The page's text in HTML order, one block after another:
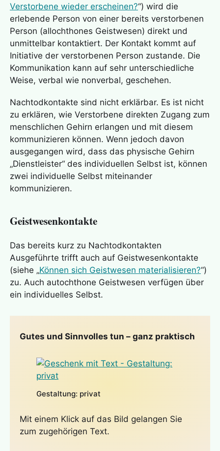
Verstorbene wieder erscheinen?“) wird die
erlebende Person von einer bereits verstorbenen
Person (allochthones Geistwesen) direkt und
unmittelbar kontaktiert. Der Kontakt kommt auf
Initiative der verstorbenen Person zustande. Die
Kommunikation kann auf sehr unterschiedliche
Weise, verbal wie nonverbal, geschehen.
Nachtodkontakte sind nicht erklärbar. Es ist nicht
zu erklären, wie Verstorbene direkten Zugang zum
menschlichen Gehirn erlangen und mit diesem
kommunizieren können. Wenn jedoch davon
ausgegangen wird, dass das physische Gehirn
„Dienstleister“ des individuellen Selbst ist, können
zwei individuelle Selbst miteinander
kommunizieren.
Geistwesenkontakte
Das bereits kurz zu Nachtodkontakten
Ausgeführte trifft auch auf Geistwesenkontakte
(siehe „Können sich Geistwesen materialisieren?“)
zu. Auch autochthone Geistwesen verfügen über
ein individuelles Selbst.
Gutes und Sinnvolles tun – ganz praktisch
Gestaltung: privat
Mit einem Klick auf das Bild gelangen Sie
zum zugehörigen Text.